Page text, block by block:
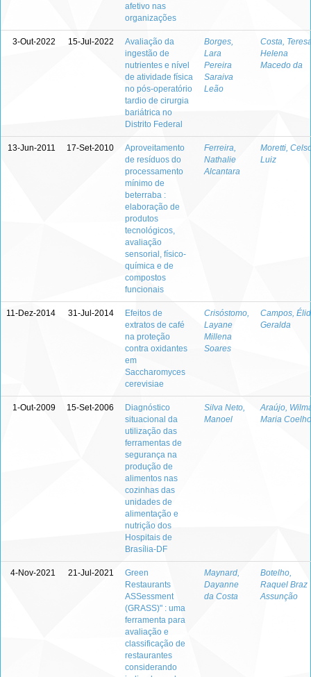
afetivo nas
organizações
3-Out-2022 15-Jul-2022
Avaliação da
ingestão de
nutrientes e nível
de atividade física
no pós-operatório
tardio de cirurgia
bariátrica no
Distrito Federal
Borges,
Lara
Pereira
Saraiva
Leão
Costa,
Helena
Macedo da
13-Jun-2011 17-Set-2010
Aproveitamento
de resíduos do
processamento
mínimo de
beterraba :
elaboração de
produtos
tecnológicos,
avaliação
sensorial, físico-
química e de
compostos
funcionais
Ferreira,
Nathalie
Alcantara
Moretti,
Luiz
11-Dez-2014 31-Jul-2014
Efeitos de
extratos de café
na proteção
contra oxidantes
em
Saccharomyces
cerevisiae
Crisóstomo,
Layane
Millena
Soares
Campos,
Geralda
1-Out-2009 15-Set-2006
Diagnóstico
situacional da
utilização das
ferramentas de
segurança na
produção de
alimentos nas
cozinhas das
unidades de
alimentação e
nutrição dos
Hospitais de
Brasília-DF
Silva Neto,
Manoel
Araújo,
Maria Coelho
4-Nov-2021 21-Jul-2021
Green
Restaurants
ASSessment
(GRASS)" : uma
ferramenta para
avaliação e
classificação de
restaurantes
considerando
Maynard,
Dayanne
da Costa
Botelho,
Raquel Braz
Assunção